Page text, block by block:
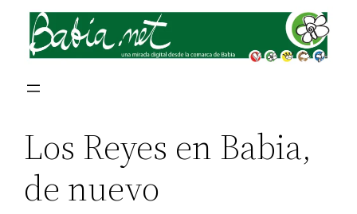
Los Reyes en Babia,
de nuevo